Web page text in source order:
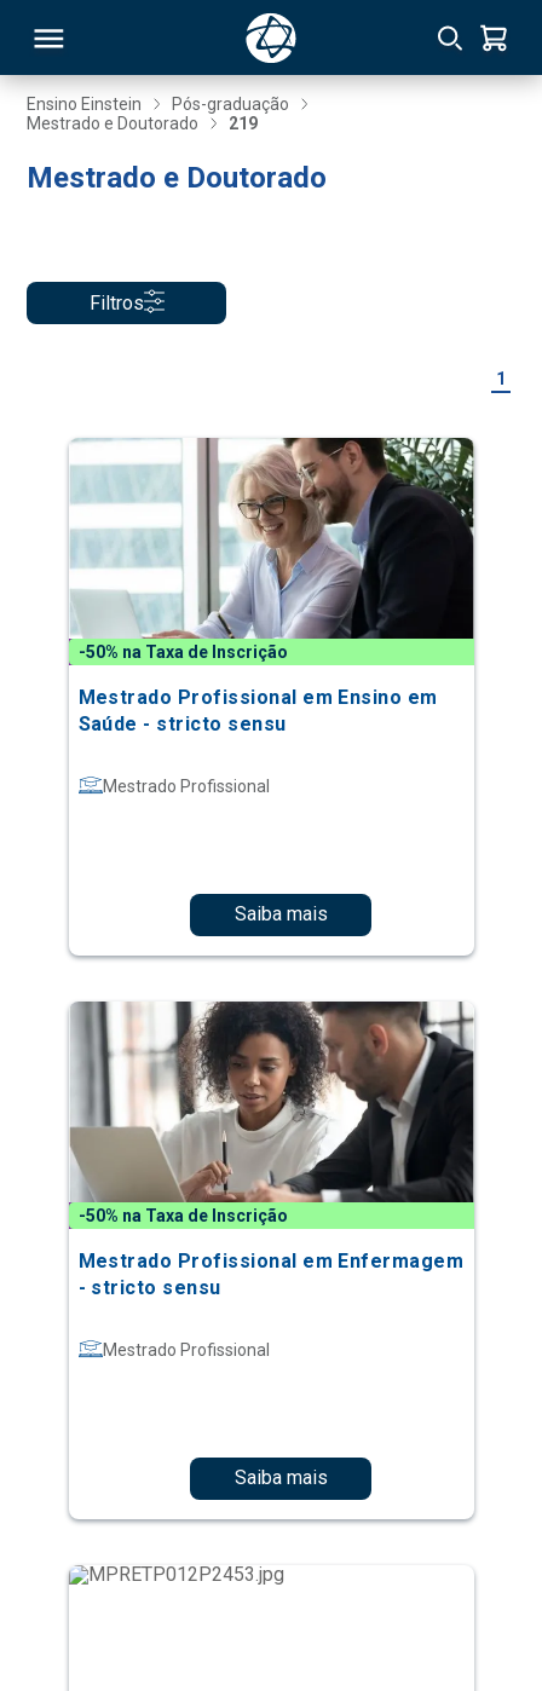
Ensino Einstein
Pós-graduação
Mestrado e Doutorado
219
Mestrado e Doutorado
Filtros
1
-50% na Taxa de Inscrição
Mestrado Profissional em Ensino em
Saúde - stricto sensu
Mestrado Profissional
Saiba mais
-50% na Taxa de Inscrição
Mestrado Profissional em Enfermagem
- stricto sensu
Mestrado Profissional
Saiba mais